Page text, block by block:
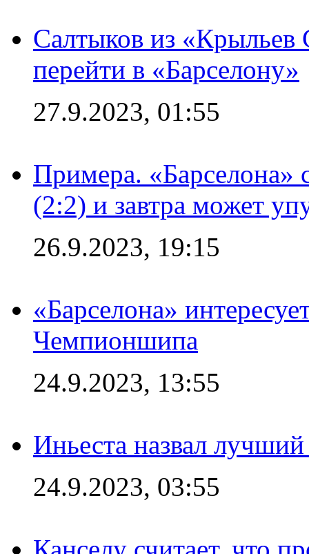
Салтыков из «Крыльев
перейти в «Барселону»
27.9.2023, 01:55
Примера. «Барселона»
(2:2) и завтра может
26.9.2023, 19:15
«Барселона»
Чемпионшипа
24.9.2023, 13:55
Иньеста назвал
24.9.2023, 03:55